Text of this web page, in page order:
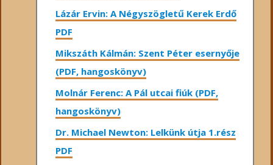
Lázár Ervin: A Négyszögletű Kerek Erdő
PDF
Mikszáth Kálmán: Szent Péter esernyője
(PDF, hangoskönyv)
Molnár Ferenc: A Pál utcai fiúk (PDF,
hangoskönyv)
Dr. Michael Newton: Lelkünk útja 1.rész
PDF